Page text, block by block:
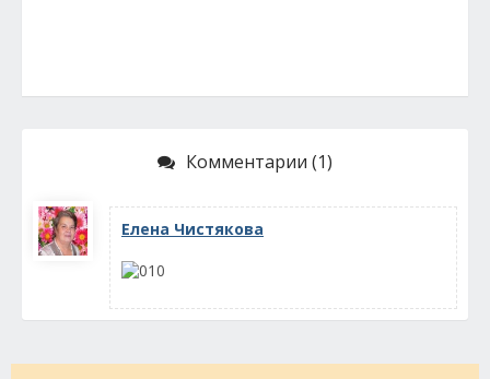
Комментарии (1)
Елена Чистякова